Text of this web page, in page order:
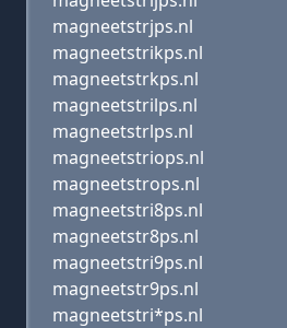
magneetstrjps.nl
magneetstrikps.nl
magneetstrkps.nl
magneetstrilps.nl
magneetstrlps.nl
magneetstriops.nl
magneetstrops.nl
magneetstri8ps.nl
magneetstr8ps.nl
magneetstri9ps.nl
magneetstr9ps.nl
magneetstri*ps.nl